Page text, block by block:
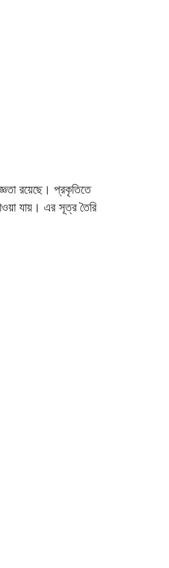
রয়েছে। প্রকৃতিতে
যায়। এর সূত্র তৈরি